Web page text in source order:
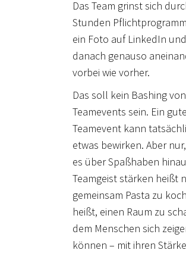
Das Team grinst sich
Stunden
ein Foto auf LinkedIn
danach genauso
vorbei wie vorher.
Das soll kein Bashing von
Teamevents sein. Ein
Teamevent kann
etwas bewirken. Aber
es über Spaßhaben
Teamgeist stärken heißt
gemeinsam Pasta zu
heißt, einen Raum zu
dem Menschen sich
können – mit ihren